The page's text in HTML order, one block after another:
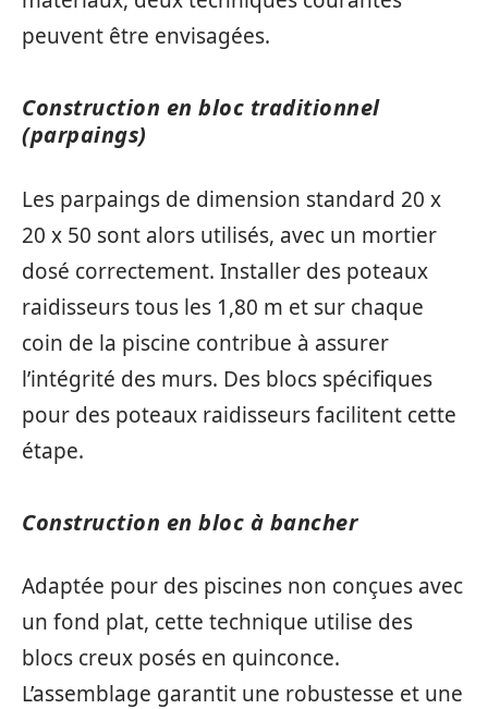
peuvent être envisagées.
Construction en bloc traditionnel
(parpaings)
Les parpaings de dimension standard 20 x
20 x 50 sont alors utilisés, avec un mortier
dosé correctement. Installer des poteaux
raidisseurs tous les 1,80 m et sur chaque
coin de la piscine contribue à assurer
l’intégrité des murs. Des blocs spécifiques
pour des poteaux raidisseurs facilitent cette
étape.
Construction en bloc à bancher
Adaptée pour des piscines non conçues avec
un fond plat, cette technique utilise des
blocs creux posés en quinconce.
L’assemblage garantit une robustesse et une